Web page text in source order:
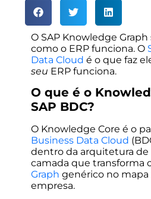
O SAP Knowledge
como o ERP funciona. O
Data Cloud é o que faz
seu ERP funciona.
O que é o
SAP BDC?
O Knowledge Core é o
Business Data Cloud
dentro da arquitetura de
camada que transforma
Graph genérico no mapa
empresa.